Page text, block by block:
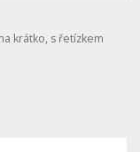
krátko, s řetízkem